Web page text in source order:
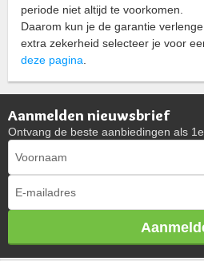
periode niet altijd te voorkomen.
Daarom kun je de garantie
extra zekerheid selecteer je voor
deze pagina
Aanmelden nieuwsbrief
Ontvang de beste aanbiedingen als 1e